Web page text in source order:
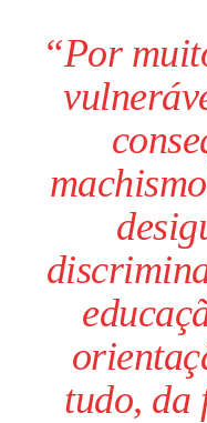
“Por
tudo, da